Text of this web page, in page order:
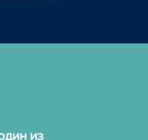
из